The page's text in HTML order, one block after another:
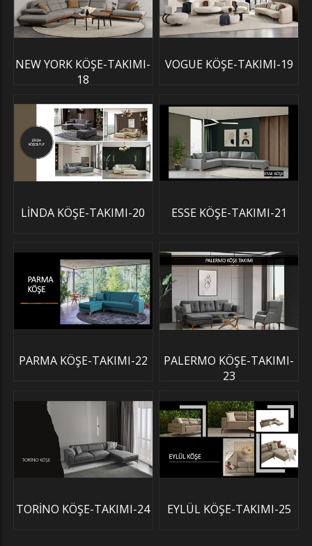
NEW YORK KÖŞE-TAKIMI-
18
VOGUE KÖŞE-TAKIMI-19
LİNDA KÖŞE-TAKIMI-20 ESSE KÖŞE-TAKIMI-21
PARMA KÖŞE-TAKIMI-22
PALERMO KÖŞE-TAKIMI-
23
TORİNO KÖŞE-TAKIMI-24 EYLÜL KÖŞE-TAKIMI-25